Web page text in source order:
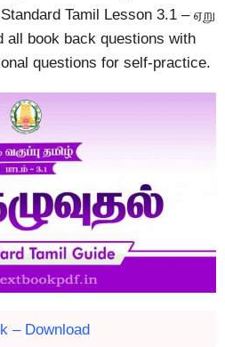
Tamil Lesson 3.1 – ஏறு
book back questions with
questions for self-practice.
– Download